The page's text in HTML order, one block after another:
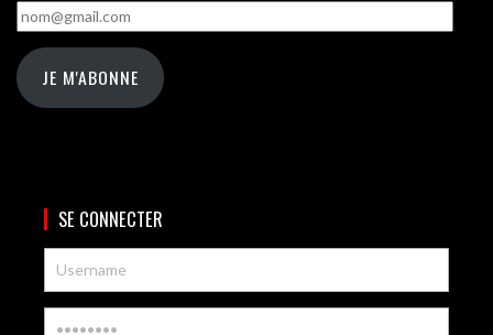
nom@gmail.com
JE M'ABONNE
SE CONNECTER